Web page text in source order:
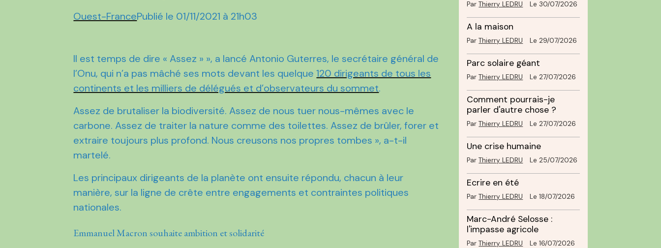
Ouest-FrancePublié le 01/11/2021 à 21h03
Il est temps de dire « Assez » », ​a lancé Antonio Guterres, le secrétaire général de
l’Onu, qui n’a pas mâché ses mots devant les quelque120 dirigeants de tous les
continents et les milliers de délégués et d’observateurs du sommet.
Assez de brutaliser la biodiversité. Assez de nous tuer nous-mêmes avec le
carbone. Assez de traiter la nature comme des toilettes. Assez de brûler, forer et
extraire toujours plus profond. Nous creusons nos propres tombes », ​a-t-il
martelé.
Les principaux dirigeants de la planète ont ensuite répondu, chacun à leur
manière, sur la ligne de crête entre engagements et contraintes politiques
nationales.
Emmanuel Macron souhaite ambition et solidarité
ParThierry LEDRU Le 30/07/2026
A la maison
ParThierry LEDRU Le 29/07/2026
Parc solaire géant
ParThierry LEDRU Le 27/07/2026
Comment pourrais-je
parler d'autre chose ?
ParThierry LEDRU Le 27/07/2026
Une crise humaine
ParThierry LEDRU Le 25/07/2026
Ecrire en été
ParThierry LEDRU Le 18/07/2026
Marc-André Selosse :
l'impasse agricole
ParThierry LEDRU Le 16/07/2026